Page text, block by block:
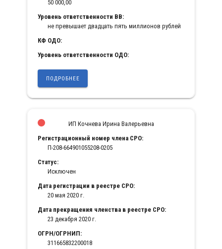
50 000,00
Уровень ответственности ВВ:
не превышает двадцать пять миллионов рублей
КФ ОДО:
Уровень ответственности ОДО:
ПОДРОБНЕЕ
ИП Кочнева Ирина Валерьевна
Регистрационный номер члена СРО:
П-208-664901055208-0205
Статус:
Исключен
Дата регистрации в реестре СРО:
20 мая 2020 г.
Дата прекращения членства в реестре СРО:
23 декабря 2020 г.
ОГРН/ОГРНИП:
311665832200018